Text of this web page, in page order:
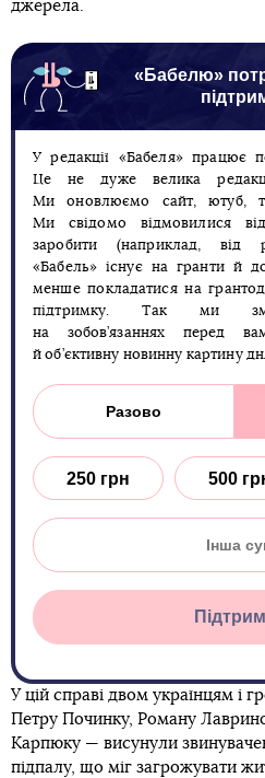
джерела.
«Бабелю»
У редакції «Бабеля» працює
Це не дуже велика
Ми оновлюємо сайт, ютуб,
Ми свідомо відмовилися
заробити (наприклад, від
«Бабель» існує на гранти й
менше покладатися на
підтримку. Так ми
на зобов’язаннях перед
й об’єктивну новинну картину
Разово
250 грн 500
У цій справі двом українцям і
Петру Починку, Роману
Карпюку — висунули
підпалу, що міг загрожувати